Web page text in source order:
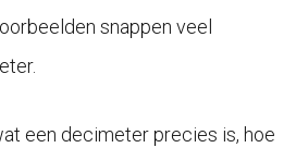
snappen veel
een decimeter precies is, hoe